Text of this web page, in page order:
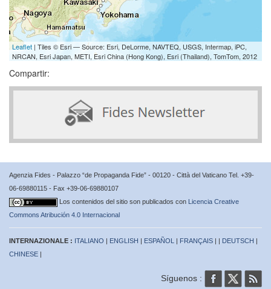
Leaflet | Tiles © Esri — Source: Esri, DeLorme, NAVTEQ, USGS, Intermap, iPC,
NRCAN, Esri Japan, METI, Esri China (Hong Kong), Esri (Thailand), TomTom, 2012
Compartir:
Agenzia Fides - Palazzo “de Propaganda Fide” - 00120 - Città del Vaticano Tel. +39-
06-69880115 - Fax +39-06-69880107
Los contenidos del sitio son publicados con Licencia Creative
Commons Atribución 4.0 Internacional
INTERNAZIONALE : ITALIANO | ENGLISH | ESPAÑOL | FRANÇAIS | | DEUTSCH |
CHINESE |
Síguenos :